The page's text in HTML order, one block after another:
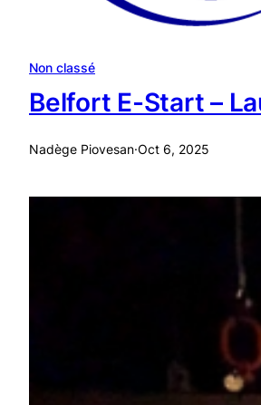
Non classé
Belfort E-Start –
Nadège Piovesan·Oct 6, 2025